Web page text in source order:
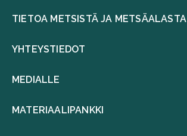
TIETOA METSISTÄ JA METSÄALASTA
YHTEYSTIEDOT
MEDIALLE
MATERIAALIPANKKI